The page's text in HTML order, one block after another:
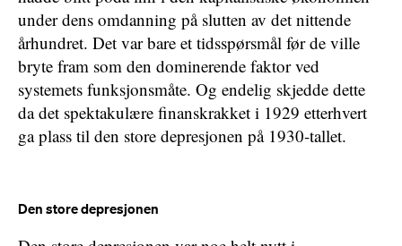
under dens omdanning på slutten av det nittende
århundret. Det var bare et tidsspørsmål før de ville
bryte fram som den dominerende faktor ved
systemets funksjonsmåte. Og endelig skjedde dette
da det spektakulære finanskrakket i 1929 etterhvert
ga plass til den store depresjonen på 1930-tallet.
Den store depresjonen